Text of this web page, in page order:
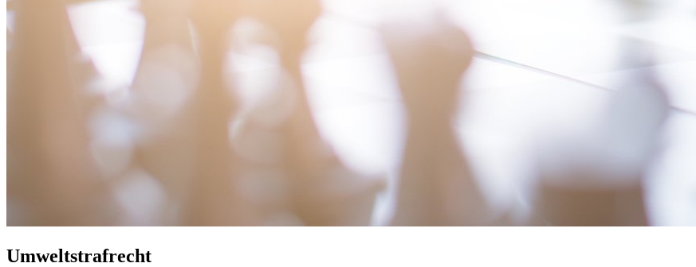
Umweltstrafrecht